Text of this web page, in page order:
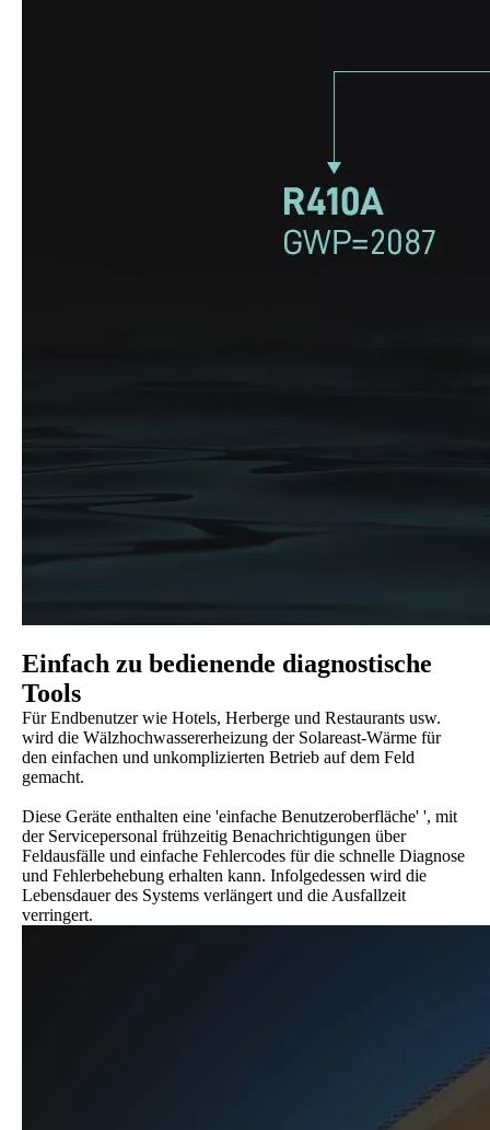
Einfach zu bedienende diagnostische
Tools
Für Endbenutzer wie Hotels, Herberge und Restaurants usw.
wird die Wälzhochwassererheizung der Solareast-Wärme für
den einfachen und unkomplizierten Betrieb auf dem Feld
gemacht.
Diese Geräte enthalten eine 'einfache Benutzeroberfläche' ', mit
der Servicepersonal frühzeitig Benachrichtigungen über
Feldausfälle und einfache Fehlercodes für die schnelle Diagnose
und Fehlerbehebung erhalten kann. Infolgedessen wird die
Lebensdauer des Systems verlängert und die Ausfallzeit
verringert.